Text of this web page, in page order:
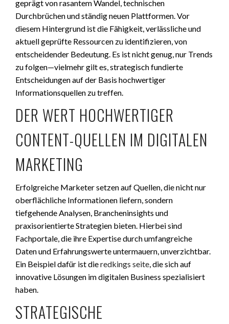
geprägt von rasantem Wandel, technischen
Durchbrüchen und ständig neuen Plattformen. Vor
diesem Hintergrund ist die Fähigkeit, verlässliche und
aktuell geprüfte Ressourcen zu identifizieren, von
entscheidender Bedeutung. Es ist nicht genug, nur Trends
zu folgen—vielmehr gilt es, strategisch fundierte
Entscheidungen auf der Basis hochwertiger
Informationsquellen zu treffen.
DER WERT HOCHWERTIGER
CONTENT-QUELLEN IM DIGITALEN
MARKETING
Erfolgreiche Marketer setzen auf Quellen, die nicht nur
oberflächliche Informationen liefern, sondern
tiefgehende Analysen, Brancheninsights und
praxisorientierte Strategien bieten. Hierbei sind
Fachportale, die ihre Expertise durch umfangreiche
Daten und Erfahrungswerte untermauern, unverzichtbar.
Ein Beispiel dafür ist dieredkings seite, die sich auf
innovative Lösungen im digitalen Business spezialisiert
haben.
STRATEGISCHE